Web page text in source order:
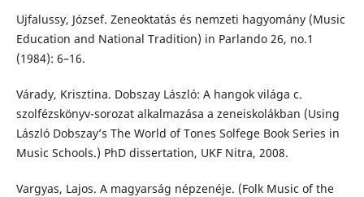
Ujfalussy, József. Zeneoktatás és nemzeti hagyomány (Music
Education and National Tradition) in Parlando 26, no.1
(1984): 6–16.
Várady, Krisztina. Dobszay László: A hangok világa c.
szolfézskönyv-sorozat alkalmazása a zeneiskolákban (Using
László Dobszay’s The World of Tones Solfege Book Series in
Music Schools.) PhD dissertation, UKF Nitra, 2008.
Vargyas, Lajos. A magyarság népzenéje. (Folk Music of the